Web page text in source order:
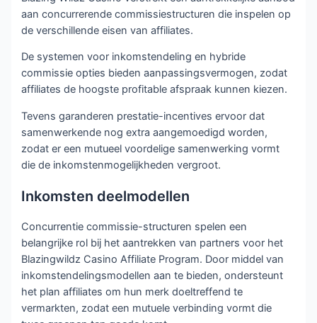
aan concurrerende commissiestructuren die inspelen op
de verschillende eisen van affiliates.
De systemen voor inkomstendeling en hybride
commissie opties bieden aanpassingsvermogen, zodat
affiliates de hoogste profitable afspraak kunnen kiezen.
Tevens garanderen prestatie-incentives ervoor dat
samenwerkende nog extra aangemoedigd worden,
zodat er een mutueel voordelige samenwerking vormt
die de inkomstenmogelijkheden vergroot.
Inkomsten deelmodellen
Concurrentie commissie-structuren spelen een
belangrijke rol bij het aantrekken van partners voor het
Blazingwildz Casino Affiliate Program. Door middel van
inkomstendelingsmodellen aan te bieden, ondersteunt
het plan affiliates om hun merk doeltreffend te
vermarkten, zodat een mutuele verbinding vormt die